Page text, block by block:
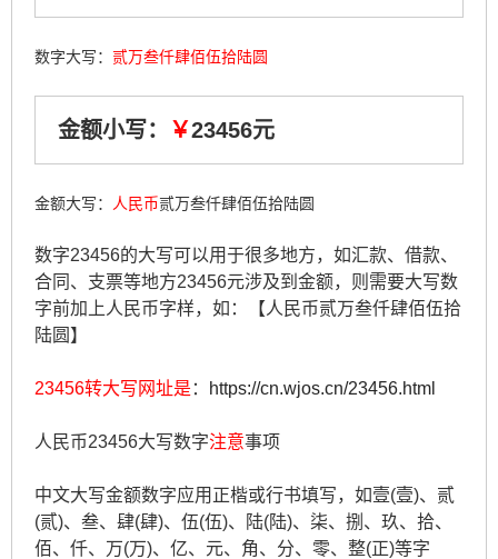
数字大写： 贰万叁仟肆佰伍拾陆圆
金额小写： ￥23456元
金额大写： 人民币贰万叁仟肆佰伍拾陆圆
数字23456的大写可以用于很多地方，如汇款、借款、
合同、支票等地方23456元涉及到金额，则需要大写数
字前加上人民币字样，如：【人民币贰万叁仟肆佰伍拾
陆圆】
23456转大写网址是 ： https://cn.wjos.cn/23456.html
人民币23456大写数字注意事项
中文大写金额数字应用正楷或行书填写，如壹(壹)、贰
(贰)、叁、肆(肆)、伍(伍)、陆(陆)、柒、捌、玖、拾、
佰、仟、万(万)、亿、元、角、分、零、整(正)等字